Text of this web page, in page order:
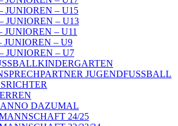
JUNIOREN – U15
JUNIOREN – U13
JUNIOREN – U11
JUNIOREN – U9
JUNIOREN – U7
JUGENDFUSSBALL
DAZUMAL
24/25